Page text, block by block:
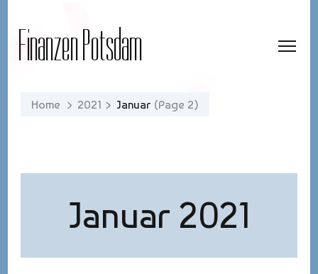
Finanzen Potsdam
Home 2021 Januar (Page 2)
Januar 2021